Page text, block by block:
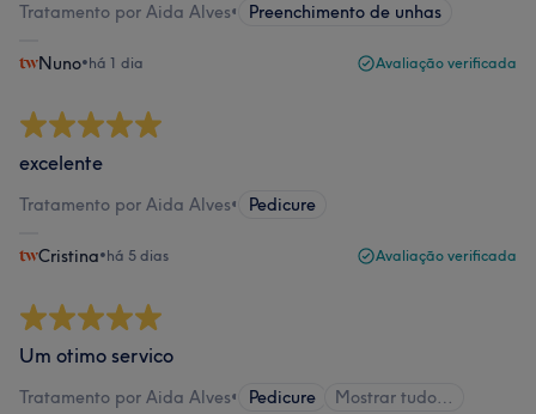
Tratamento por Aida Alves• Preenchimento de unhas
Nuno•há 1 dia Avaliação verificada
excelente
Tratamento por Aida Alves• Pedicure
Cristina•há 5 dias Avaliação verificada
Um otimo servico
Tratamento por Aida Alves• Pedicure Mostrar tudo…